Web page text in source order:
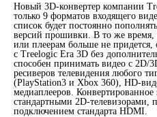
Новый 3D-конвертер компании
только 9 форматов входящего
список будет постоянно
версий прошивки. В то же время,
или плеерам больше не придется,
с Treelogic Era 3D без
способен принимать видео с 2D/
ресиверов телевидения любого
(PlayStation3 и Xbox 360), HD-
медиаплееров. Конвертированное
стандартными 2D-телевизорами,
подключением стандарта HDMI.